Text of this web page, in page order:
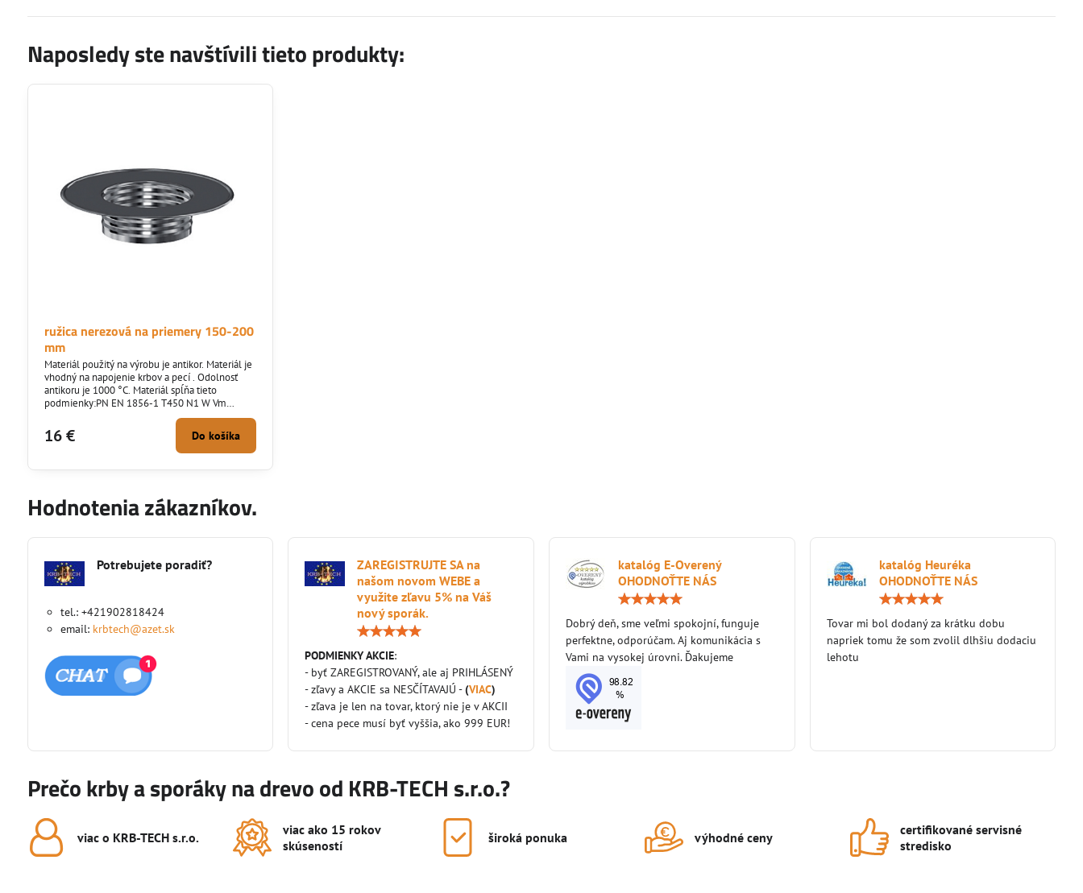
Naposledy ste navštívili tieto produkty:
ružica nerezová na priemery 150-200
mm
Materiál použitý na výrobu je antikor. Materiál je
vhodný na napojenie krbov a pecí . Odolnosť
antikoru je 1000 °C. Materiál spĺňa tieto
podmienky:PN EN 1856-1 T450 N1 W Vm
L50050 G500DN 80 - DN500 CE1450. Akosť
ocele: 1.4404
16 € Do košíka
Hodnotenia zákazníkov.
Potrebujete poradiť?
tel.: +421902818424
email: krbtech@azet.sk
ZAREGISTRUJTE SA na
našom novom WEBE a
využite zľavu 5% na Váš
nový sporák.
5
PODMIENKY AKCIE:
- byť ZAREGISTROVANÝ, ale aj PRIHLÁSENÝ
- zľavy a AKCIE sa NESČÍTAVAJÚ -(VIAC)
- zľava je len na tovar, ktorý nie je v AKCII
- cena pece musí byť vyššia, ako 999 EUR!
katalóg E-Overený
OHODNOŤTE NÁS
/
5
Dobrý deň, sme veľmi spokojní, funguje
perfektne, odporúčam. Aj komunikácia s
Vami na vysokej úrovni. Ďakujeme
katalóg Heuréka
OHODNOŤTE NÁS
/
5
Tovar mi bol dodaný za krátku dobu
napriek tomu že som zvolil dlhšiu dodaciu
lehotu
Prečo krby a sporáky na drevo od KRB-TECH s.r.o.?
viac o KRB-TECH s​.r​.o​.
viac ako 15 rokov
skúseností
široká ponuka výhodné ceny
certifikované servisné
stredisko